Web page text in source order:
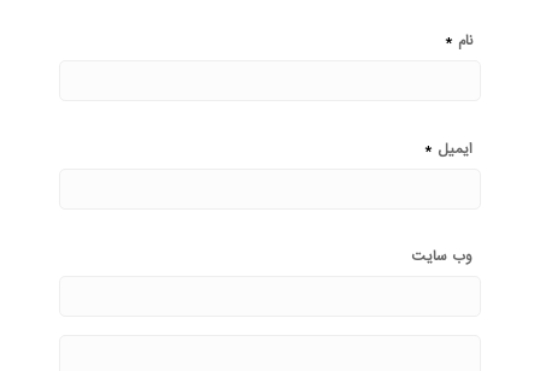
نام *
ایمیل *
وب‌ سایت